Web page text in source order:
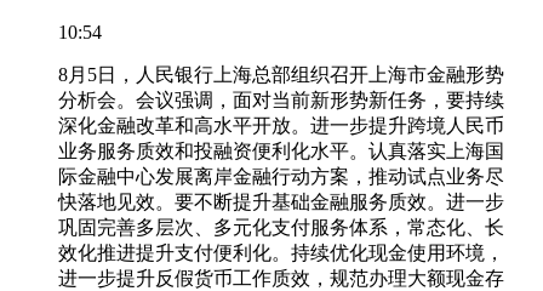
10:54
8月5日，人民银行上海总部组织召开上海市金融形势
分析会。会议强调，面对当前新形势新任务，要持续
深化金融改革和高水平开放。进一步提升跨境人民币
业务服务质效和投融资便利化水平。认真落实上海国
际金融中心发展离岸金融行动方案，推动试点业务尽
快落地见效。要不断提升基础金融服务质效。进一步
巩固完善多层次、多元化支付服务体系，常态化、长
效化推进提升支付便利化。持续优化现金使用环境，
进一步提升反假货币工作质效，规范办理大额现金存